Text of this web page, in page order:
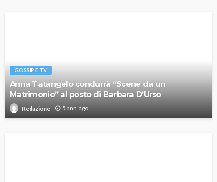
GOSSIP E TV
Anna Tatangelo condurrà “Scene da un
Matrimonio” al posto di Barbara D’Urso
Redazione 5 anni ago